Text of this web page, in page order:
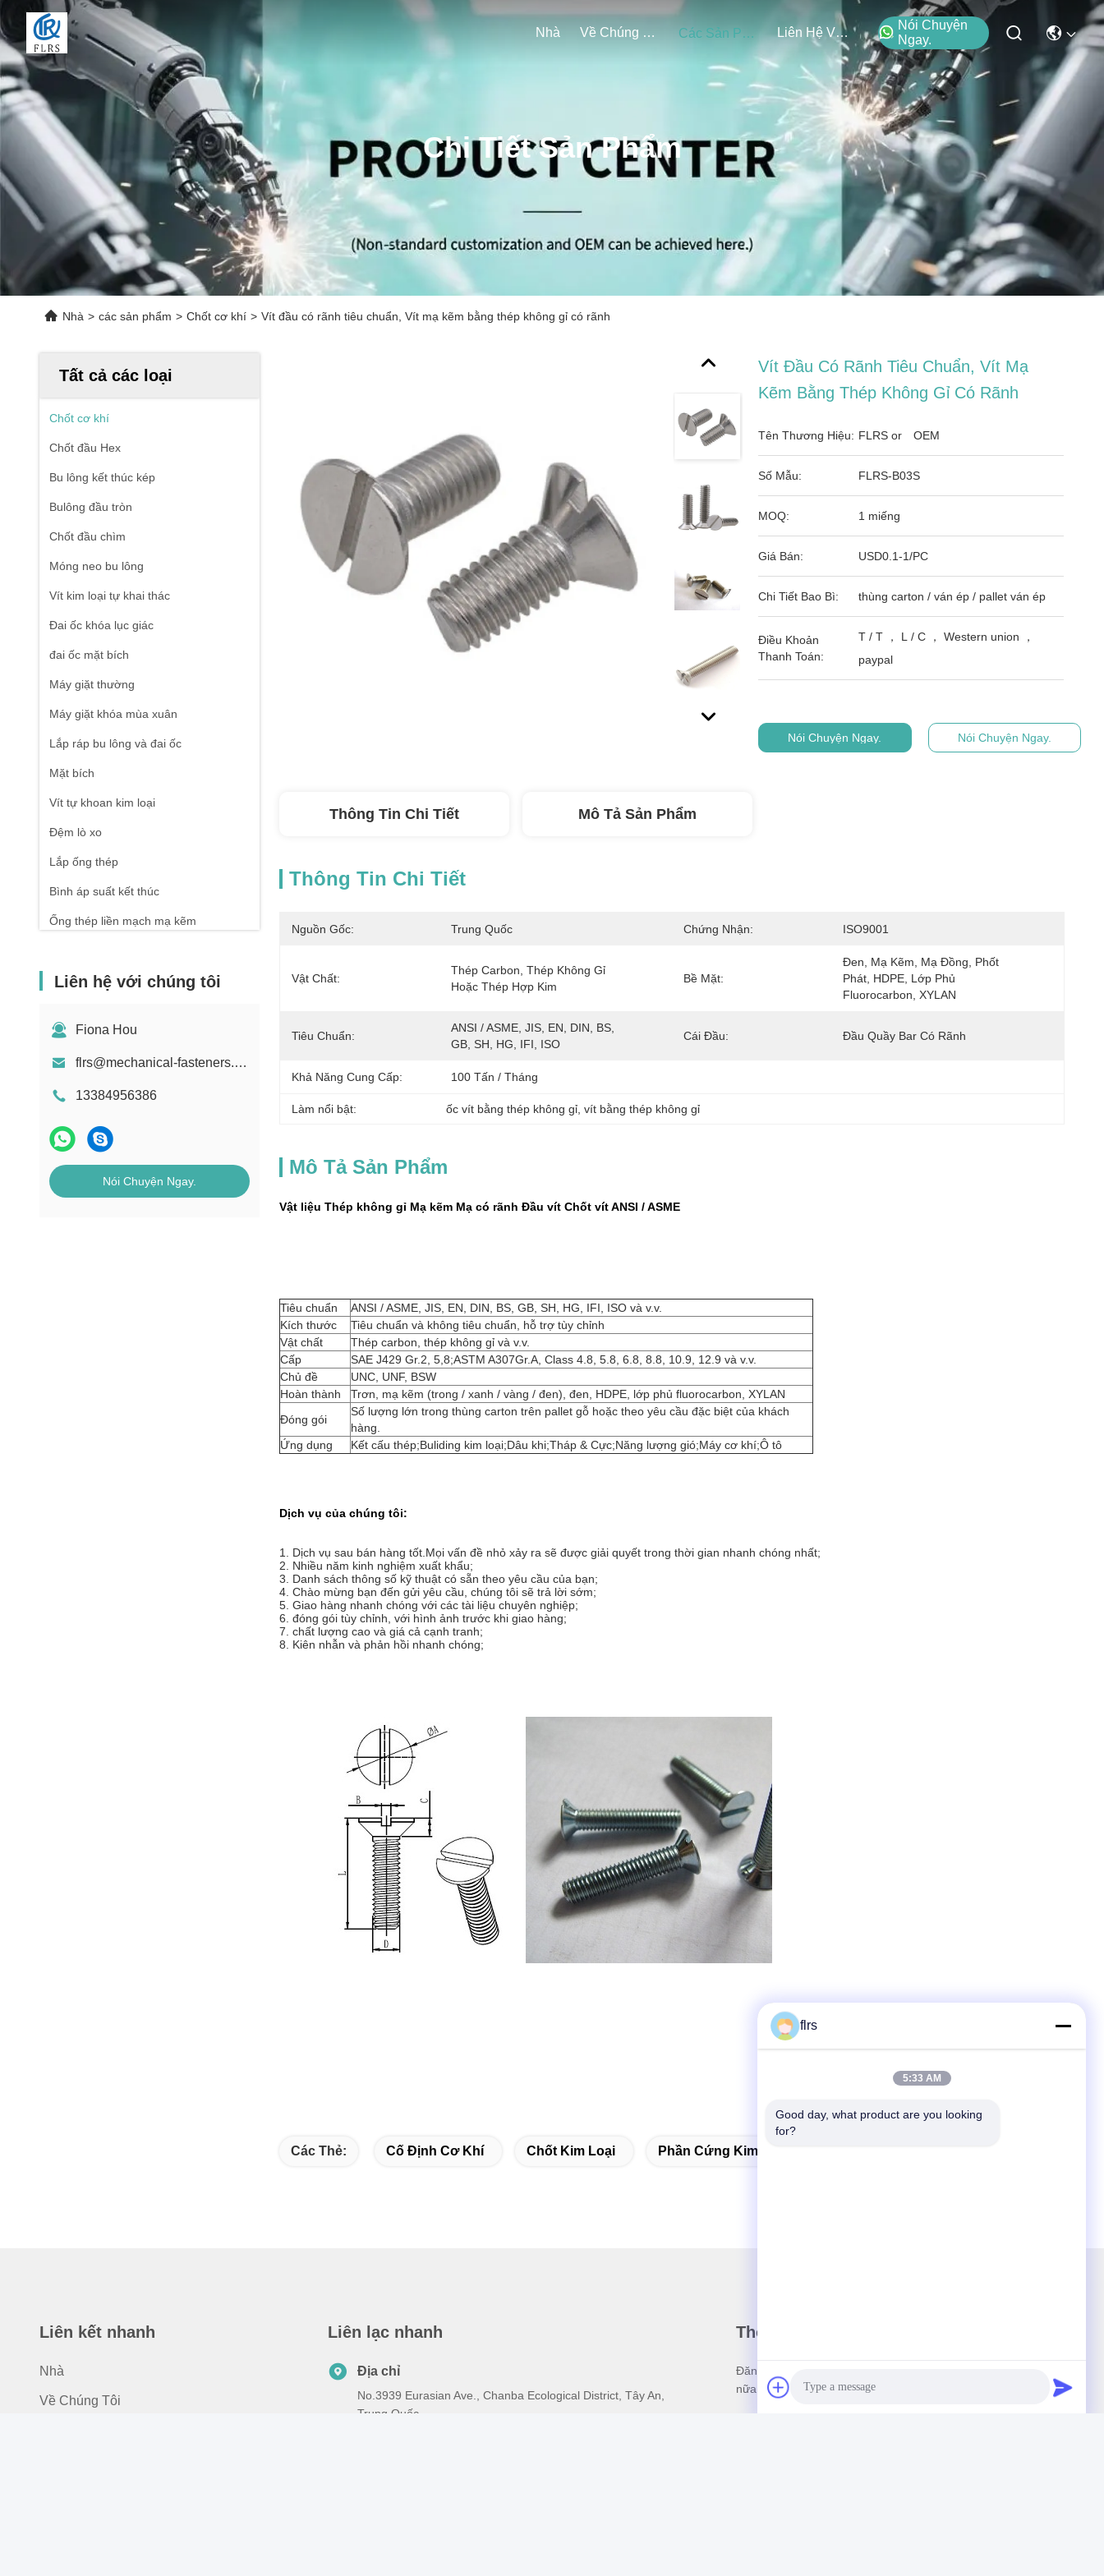
Nhà Về Chúng Tôi Các Sản Phẩm Liên Hệ Với Chúng Tôi
Nói Chuyện
Ngay.
Chi Tiết Sản Phẩm
Nhà > các sản phẩm > Chốt cơ khí > Vít đầu có rãnh tiêu chuẩn, Vít mạ kẽm bằng thép không gỉ có rãnh
Tất cả các loại
Chốt cơ khí
Chốt đầu Hex
Bu lông kết thúc kép
Bulông đầu tròn
Chốt đầu chìm
Móng neo bu lông
Vít kim loại tự khai thác
Đai ốc khóa lục giác
đai ốc mặt bích
Máy giặt thường
Máy giặt khóa mùa xuân
Lắp ráp bu lông và đai ốc
Mặt bích
Vít tự khoan kim loại
Đệm lò xo
Lắp ống thép
Bình áp suất kết thúc
Ống thép liền mạch mạ kẽm
mùa xuân nén
Liên hệ với chúng tôi
Fiona Hou
flrs@mechanical-fasteners.com
13384956386
Nói Chuyện Ngay.
Vít Đầu Có Rãnh Tiêu Chuẩn, Vít Mạ
Kẽm Bằng Thép Không Gỉ Có Rãnh
Tên Thương Hiệu: FLRS or OEM
Số Mẫu: FLRS-B03S
MOQ: 1 miếng
Giá Bán: USD0.1-1/PC
Chi Tiết Bao Bì: thùng carton / ván ép / pallet ván ép
Điều Khoản
Thanh Toán:
T / T ， L / C ， Western union ，
paypal
Nói Chuyện Ngay. Nói Chuyện Ngay.
Thông Tin Chi Tiết Mô Tả Sản Phẩm
Thông Tin Chi Tiết
Nguồn Gốc: Trung Quốc Chứng Nhận: ISO9001
Vật Chất:
Thép Carbon, Thép Không Gỉ
Hoặc Thép Hợp Kim
Bề Mặt:
Đen, Mạ Kẽm, Mạ Đồng, Phốt
Phát, HDPE, Lớp Phủ
Fluorocarbon, XYLAN
Tiêu Chuẩn:
ANSI / ASME, JIS, EN, DIN, BS,
GB, SH, HG, IFI, ISO
Cái Đầu: Đầu Quầy Bar Có Rãnh
Khả Năng Cung Cấp: 100 Tấn / Tháng
Làm nổi bật: ốc vít bằng thép không gỉ , vít bằng thép không gỉ
Mô Tả Sản Phẩm
Vật liệu Thép không gỉ Mạ kẽm Mạ có rãnh Đầu vít Chốt vít ANSI / ASME
Tiêu chuẩn
ANSI / ASME, JIS, EN, DIN, BS, GB, SH, HG, IFI, ISO và v.v.
Kích thước
Tiêu chuẩn và không tiêu chuẩn, hỗ trợ tùy chỉnh
Vật chất
Thép carbon, thép không gỉ và v.v.
Cấp
SAE J429 Gr.2, 5,8;ASTM A307Gr.A, Class 4.8, 5.8, 6.8, 8.8, 10.9, 12.9 và v.v.
Chủ đề
UNC, UNF, BSW
Hoàn thành
Trơn, mạ kẽm (trong / xanh / vàng / đen), đen, HDPE, lớp phủ fluorocarbon, XYLAN
Đóng gói
Số lượng lớn trong thùng carton trên pallet gỗ hoặc theo yêu cầu đặc biệt của khách
hàng.
Ứng dụng
Kết cấu thép;Buliding kim loại;Dâu khi;Tháp & Cực;Năng lượng gió;Máy cơ khí;Ô tô
Dịch vụ của chúng tôi:
1. Dịch vụ sau bán hàng tốt.Mọi vấn đề nhỏ xảy ra sẽ được giải quyết trong thời gian nhanh chóng nhất;
2. Nhiều năm kinh nghiệm xuất khẩu;
3. Danh sách thông số kỹ thuật có sẵn theo yêu cầu của bạn;
4. Chào mừng bạn đến gửi yêu cầu, chúng tôi sẽ trả lời sớm;
5. Giao hàng nhanh chóng với các tài liệu chuyên nghiệp;
6. đóng gói tùy chỉnh, với hình ảnh trước khi giao hàng;
7. chất lượng cao và giá cả cạnh tranh;
8. Kiên nhẫn và phản hồi nhanh chóng;
Các Thẻ: Cố Định Cơ Khí Chốt Kim Loại Phần Cứng Kim Loại
Liên kết nhanh
Nhà
Về Chúng Tôi
Liên lạc nhanh
Địa chỉ
No.3939 Eurasian Ave., Chanba Ecological District, Tây An,
Trung Quốc
Thông tin của chúng tôi
Đăng ký bản tin của chúng tôi để được giảm giá và nhiều hơn
nữa.
flrs
5:33 AM
Good day, what product are you looking
for?